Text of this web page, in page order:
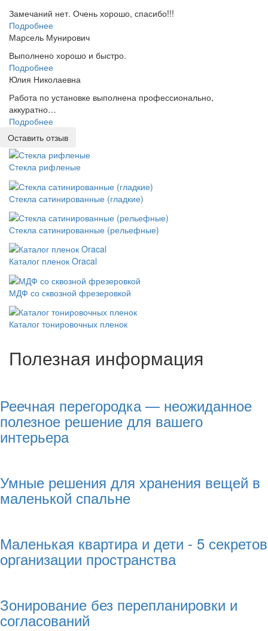
Замечаний нет. Очень хорошо, спасибо!!!
Подробнее
Марсель Мунирович
Выполнено хорошо и быстро.
Подробнее
Юлия Николаевна
Работа по установке выполнена профессионально,
аккуратно…
Подробнее
Оставить отзыв
Стекла рифленые
Стекла сатинированные (гладкие)
Стекла сатинированные (рельефные)
Каталог пленок Oracal
МДФ со сквозной фрезеровкой
Каталог тонировочных пленок
Полезная информация
Реечная перегородка — неожиданное
полезное решение для вашего
интерьера
Умные решения для хранения вещей в
маленькой спальне
Маленькая квартира и дети - 5 секретов
организации пространства
Зонирование без перепланировки и
согласований